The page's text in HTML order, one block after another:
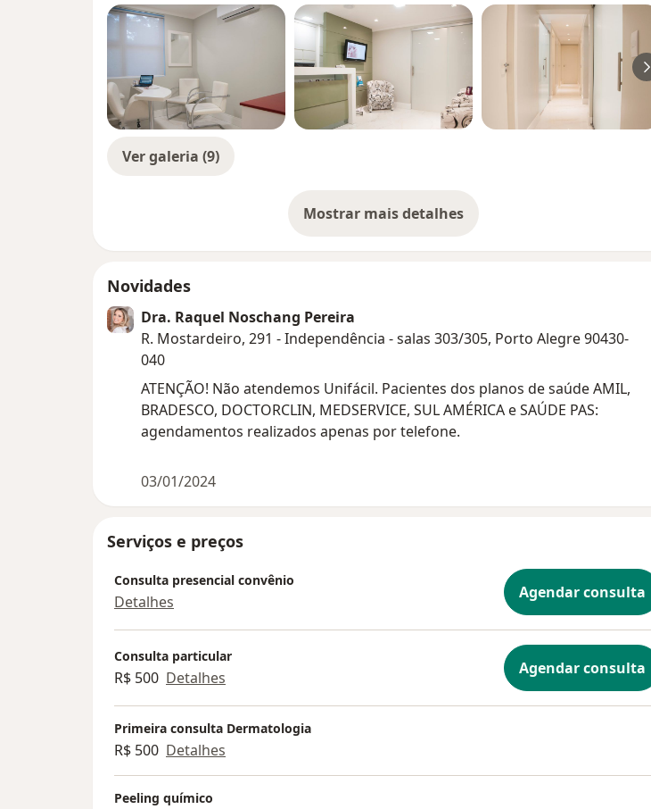
Ver galeria (9)
Mostrar mais detalhes
sobre a experiência
Novidades
Dra. Raquel Noschang Pereira
R. Mostardeiro, 291 - Independência - salas 303/305, Porto Alegre 90430-
040
ATENÇÃO! Não atendemos Unifácil. Pacientes dos planos de saúde AMIL,
BRADESCO, DOCTORCLIN, MEDSERVICE, SUL AMÉRICA e SAÚDE PAS:
agendamentos realizados apenas por telefone.
03/01/2024
Serviços e preços
Consulta presencial convênio
Detalhes Agendar consulta
Consulta particular
R$ 500 Detalhes Agendar consulta
Primeira consulta Dermatologia
R$ 500 Detalhes
Peeling químico